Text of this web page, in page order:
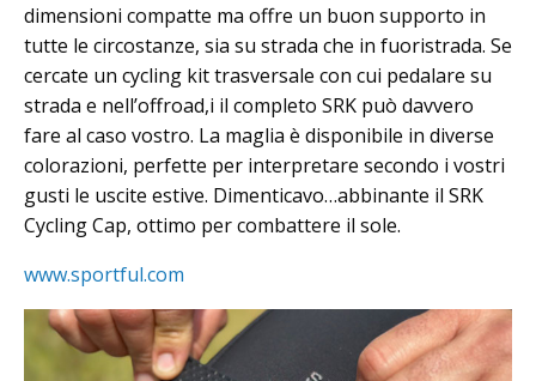
dimensioni compatte ma offre un buon supporto in
tutte le circostanze, sia su strada che in fuoristrada. Se
cercate un cycling kit trasversale con cui pedalare su
strada e nell’offroad,i il completo SRK può davvero
fare al caso vostro. La maglia è disponibile in diverse
colorazioni, perfette per interpretare secondo i vostri
gusti le uscite estive. Dimenticavo…abbinante il SRK
Cycling Cap, ottimo per combattere il sole.
www.sportful.com